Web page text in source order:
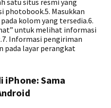
satu situs resmi yang
photobook.5. Masukkan
kolom yang tersedia.6.
untuk melihat informasi
Informasi pengiriman
pada layar perangkat
iPhone: Sama